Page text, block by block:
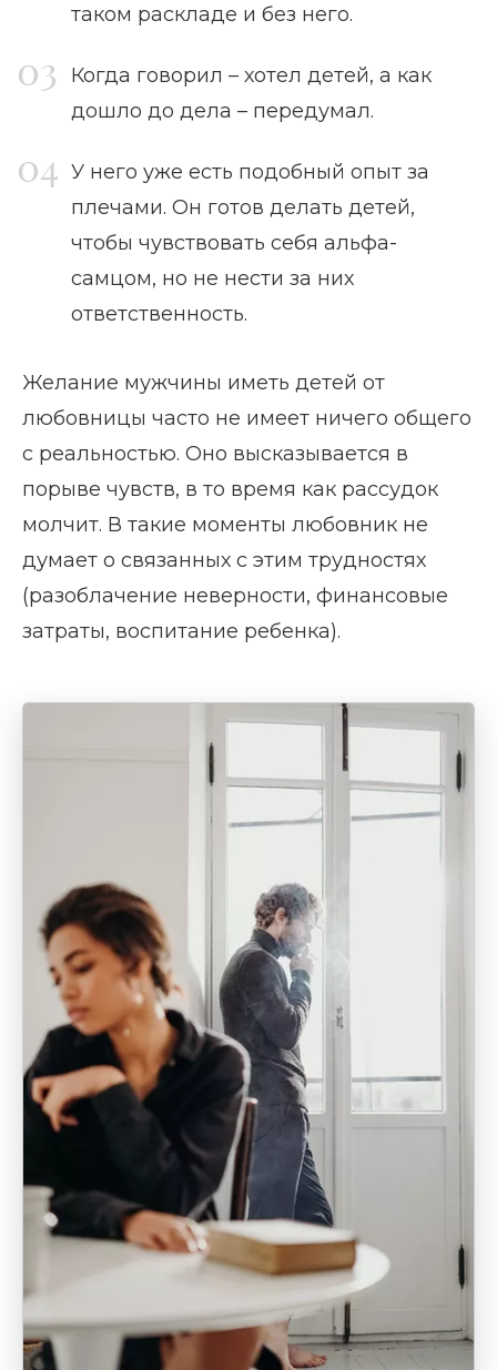
таком раскладе и без него.
Когда говорил – хотел детей, а как
дошло до дела – передумал.
У него уже есть подобный опыт за
плечами. Он готов делать детей,
чтобы чувствовать себя альфа-
самцом, но не нести за них
ответственность.
Желание мужчины иметь детей от
любовницы часто не имеет ничего общего
с реальностью. Оно высказывается в
порыве чувств, в то время как рассудок
молчит. В такие моменты любовник не
думает о связанных с этим трудностях
(разоблачение неверности, финансовые
затраты, воспитание ребенка).